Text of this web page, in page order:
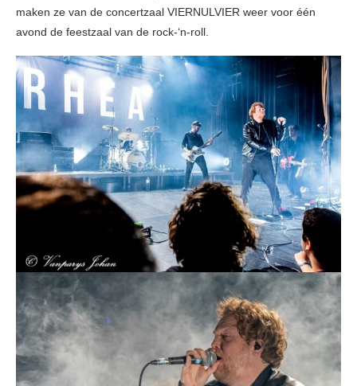
maken ze van de concertzaal VIERNULVIER weer voor één
avond de feestzaal van de rock-‘n-roll.